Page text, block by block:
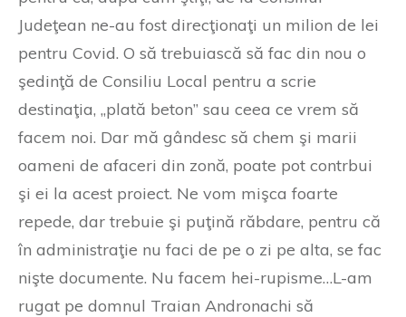
Judeţean ne-au fost direcţionaţi un milion de lei
pentru Covid. O să trebuiască să fac din nou o
şedinţă de Consiliu Local pentru a scrie
destinaţia, „plată beton” sau ceea ce vrem să
facem noi. Dar mă gândesc să chem şi marii
oameni de afaceri din zonă, poate pot contrbui
şi ei la acest proiect. Ne vom mişca foarte
repede, dar trebuie şi puţină răbdare, pentru că
în administraţie nu faci de pe o zi pe alta, se fac
nişte documente. Nu facem hei-rupisme…L-am
rugat pe domnul Traian Andronachi să